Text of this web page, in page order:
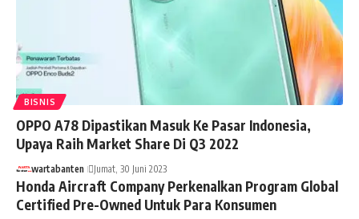
BISNIS
OPPO A78 Dipastikan Masuk Ke Pasar Indonesia,
Upaya Raih Market Share Di Q3 2022
wartabanten Jumat, 30 Juni 2023
Honda Aircraft Company Perkenalkan Program Global
Certified Pre-Owned Untuk Para Konsumen